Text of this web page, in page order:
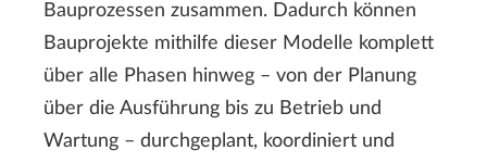
Bauprozessen zusammen. Dadurch können
Bauprojekte mithilfe dieser Modelle komplett
über alle Phasen hinweg – von der Planung
über die Ausführung bis zu Betrieb und
Wartung – durchgeplant, koordiniert und